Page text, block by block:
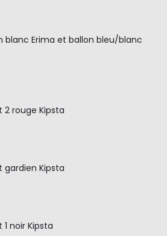
blanc Erima et ballon bleu/blanc
2 rouge Kipsta
gardien Kipsta
1 noir Kipsta